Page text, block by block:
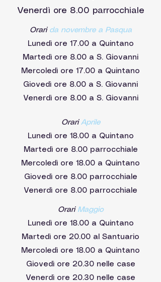
Venerdì ore 8.00 parrocchiale
Orari da novembre a Pasqua
Lunedì ore 17.00 a Quintano
Martedì ore 8.00 a S. Giovanni
Mercoledì ore 17.00 a Quintano
Giovedì ore 8.00 a S. Giovanni
Venerdì ore 8.00 a S. Giovanni
Orari Aprile
Lunedì ore 18.00 a Quintano
Martedì ore 8.00 parrocchiale
Mercoledì ore 18.00 a Quintano
Giovedì ore 8.00 parrocchiale
Venerdì ore 8.00 parrocchiale
Orari Maggio
Lunedì ore 18.00 a Quintano
Martedì ore 20.00 al Santuario
Mercoledì ore 18.00 a Quintano
Giovedì ore 20.30 nelle case
Venerdì ore 20.30 nelle case